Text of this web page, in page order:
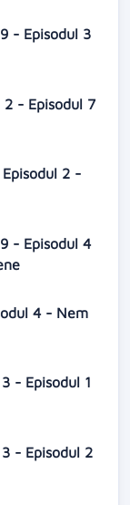
- Episodul 3
2 - Episodul 7
2 -
- Episodul 4
4 - Nem
- Episodul 1
- Episodul 2